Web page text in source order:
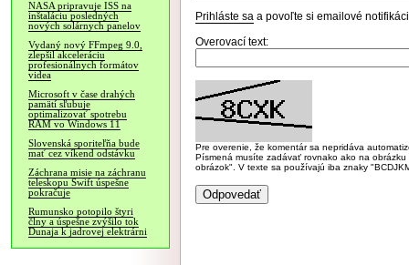
NASA pripravuje ISS na
inštaláciu posledných
nových solárnych panelov
Vydaný nový FFmpeg 9.0,
zlepšil akceleráciu
profesionálnych formátov
videa
Microsoft v čase drahých
pamätí sľubuje
optimalizovať spotrebu
RAM vo Windows 11
Slovenská sporiteľňa bude
mať cez víkend odstávku
Záchrana misie na záchranu
teleskopu Swift úspešne
pokračuje
Rumunsko potopilo štyri
člny a úspešne zvýšilo tok
Dunaja k jadrovej elektrárni
Prihláste sa a povoľte si emailové
Overovací text:
Pre overenie, že komentár sa nepridáva
Písmená musíte zadávať rovnako ako na
obrázok". V texte sa používajú iba znaky